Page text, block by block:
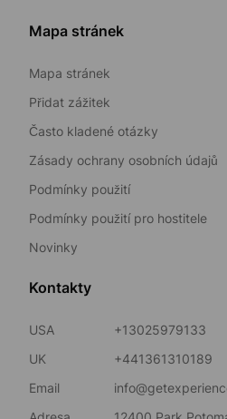
Mapa stránek
Mapa stránek
Přidat zážitek
Často kladené otázky
Zásady ochrany osobních údajů
Podmínky použití
Podmínky použití pro hostitele
Novinky
Kontakty
USA
+13025979133
UK
+441361310189
Email